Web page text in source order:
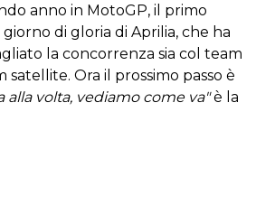
anno in MotoGP, il primo
di gloria di Aprilia, che ha
la concorrenza sia col team
Ora il prossimo passo è
alla volta, vediamo come va"è la